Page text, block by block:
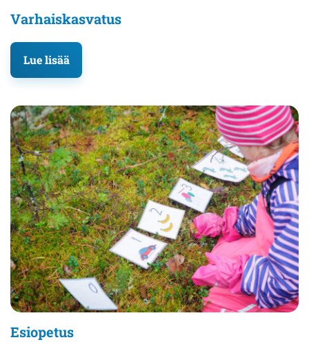
Varhaiskasvatus
Lue lisää
Esiopetus